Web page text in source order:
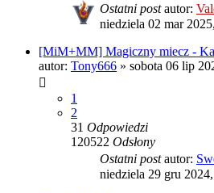
Ostatni postautor:
niedziela 02 mar
[MiM+MM] Magiczny miecz -
autor: Tony666 » sobota 06 lip
1
2
31 Odpowiedzi
120522 Odsłony
Ostatni postautor:
niedziela 29 gru